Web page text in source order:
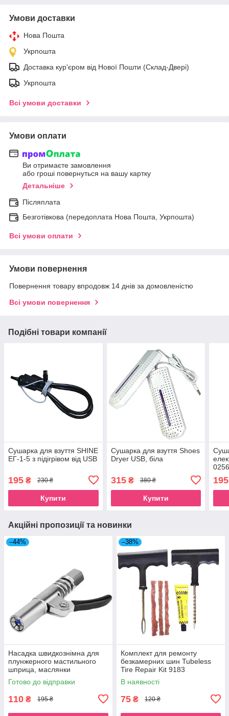
Умови доставки
Нова Пошта
Укрпошта
Доставка кур'єром від Нової Пошти (Склад-Двері)
Укрпошта
Всі умови доставки
Умови оплати
Ви отримаєте замовлення
або гроші повернуться на вашу картку
Детальніше
Післяплата
Безготівкова (передоплата Нова Пошта, Укрпошта)
Всі умови оплати
Умови повернення
Повернення товару впродовж 14 днів за домовленістю
Всі умови повернення
Подібні товари компанії
Сушарка для взуття SHINE
ЕГ-1-5 з підігрівом від USB
195 ₴ 230 ₴
Купити
Сушарка для взуття Shoes
Dryer USB, біла
315₴ 380 ₴
Купити
195
Акційні пропозиції та новинки
–44%
Насадка швидкознімна для
плунжерного мастильного
шприца, маслянки
Готово до відправки
110 ₴ 195 ₴
–38%
Комплект для ремонту
безкамерних шин Tubeless
Tire Repair Kit 9183
В наявності
75 ₴ 120 ₴